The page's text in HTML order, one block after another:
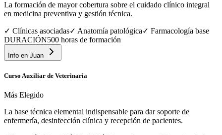
La formación de mayor cobertura sobre el cuidado clínico integral
en medicina preventiva y gestión técnica.
✓ Clínicas asociadas✓ Anatomía patológica✓ Farmacología base
DURACIÓN500 horas de formación
Info en Juan
Curso Auxiliar de Veterinaria
Más Elegido
La base técnica elemental indispensable para dar soporte de
enfermería, desinfección clínica y recepción de pacientes.